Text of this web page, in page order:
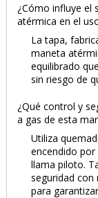
¿Cómo influye el
atérmica en el
La tapa,
maneta
equilibrado
sin riesgo de
¿Qué control y
a gas de esta
Utiliza
encendido
llama piloto.
seguridad
para